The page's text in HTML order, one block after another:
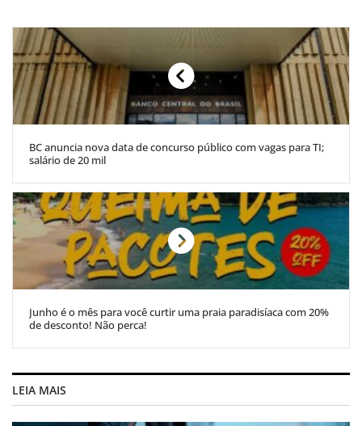
BC anuncia nova data de concurso público com vagas para TI;
salário de 20 mil
Junho é o mês para você curtir uma praia paradisíaca com 20%
de desconto! Não perca!
LEIA MAIS